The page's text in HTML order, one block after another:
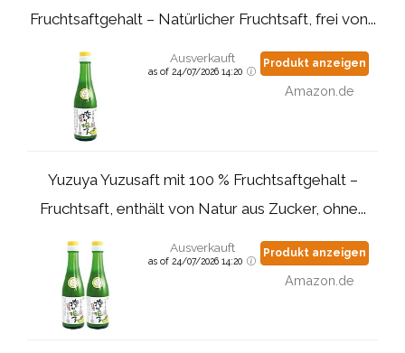
Fruchtsaftgehalt – Natürlicher Fruchtsaft, frei von...
Ausverkauft
as of 24/07/2026 14:20
Produkt anzeigen
Amazon.de
Yuzuya Yuzusaft mit 100 % Fruchtsaftgehalt –
Fruchtsaft, enthält von Natur aus Zucker, ohne...
Ausverkauft
as of 24/07/2026 14:20
Produkt anzeigen
Amazon.de